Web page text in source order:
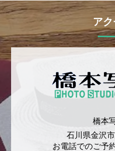
ア
橋本
石川県金沢
お電話でのご予